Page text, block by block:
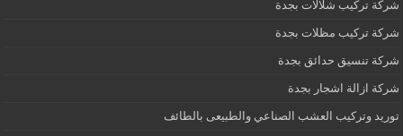
شركة تركيب شلالات بجدة
شركة تركيب مظلات بجدة
شركة تنسيق حدائق بجدة
شركة ازالة اشجار بجدة
توريد وتركيب العشب الصناعي والطبيعى بالطائف